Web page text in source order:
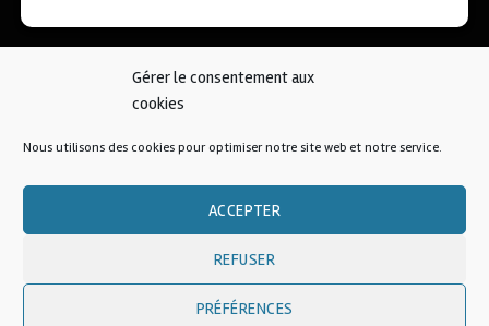
Gérer le consentement aux
cookies
Nous utilisons des cookies pour optimiser notre site web et notre service.
ACCEPTER
REFUSER
PRÉFÉRENCES
COOKIES CGV MENTIONS LÉGALES
Une création